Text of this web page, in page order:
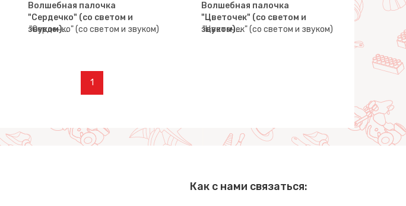
Волшебная палочка
"Сердечко" (со светом и
звуком)…
Волшебная палочка
"Цветочек" (со светом и
звуком)…
1
Как с нами связаться: